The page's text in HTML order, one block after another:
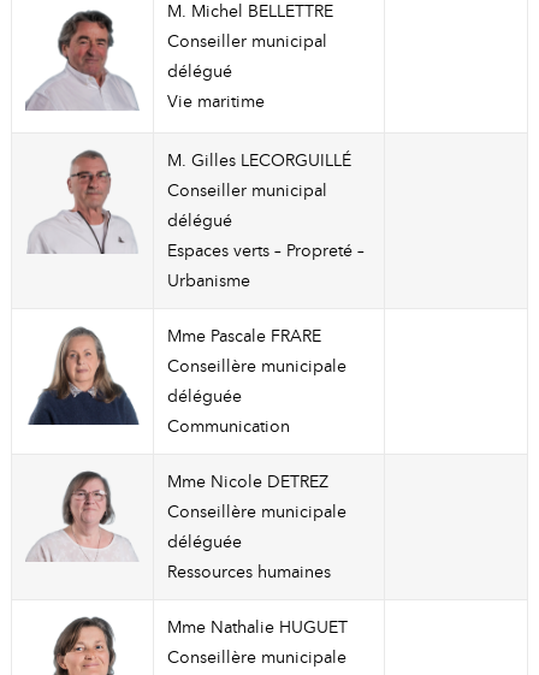
M. Michel BELLETTRE
Conseiller municipal
délégué
Vie maritime
M. Gilles LECORGUILLÉ
Conseiller municipal
délégué
Espaces verts – Propreté –
Urbanisme
Mme Pascale FRARE
Conseillère municipale
déléguée
Communication
Mme Nicole DETREZ
Conseillère municipale
déléguée
Ressources humaines
Mme Nathalie HUGUET
Conseillère municipale